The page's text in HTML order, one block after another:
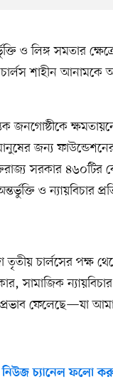
ও লিঙ্গ সমতার
শাহীন আনামকে
জনগোষ্ঠীকে
জন্য ফাউন্ডেশনের
সরকার
ও ন্যায়বিচার
চার্লসের পক্ষ
সামাজিক
প্রভাব
চ্যানেল ফলো